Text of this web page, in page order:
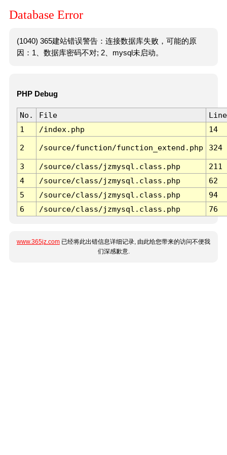
Database Error
(1040) 365建站错误警告：连接数据库失败，可能的原
因：1、数据库密码不对; 2、mysql未启动。
PHP Debug
No. File
Line
1
/index.php 14
2 /source/function/function_extend.php 324
3 /source/class/jzmysql.class.php
211
4
/source/class/jzmysql.class.php
62
5
/source/class/jzmysql.class.php
94
6
/source/class/jzmysql.class.php 76
www.365jz.com 已经将此出错信息详细记录, 由此给您带来的访问不便我
们深感歉意.